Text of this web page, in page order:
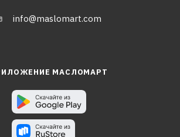
info@maslomart.com
МАСЛОМАРТ